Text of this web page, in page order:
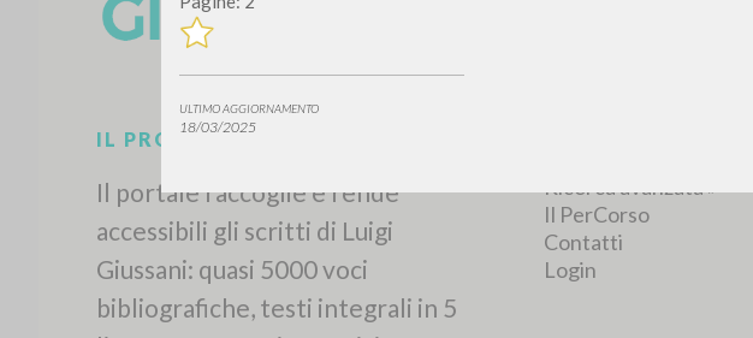
ULTIMO AGGIORNAMENTO
18/03/2025
TIPOLOGIA OPERA LINGUA